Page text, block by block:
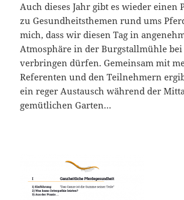
Auch dieses Jahr gibt es wieder einen
zu Gesundheitsthemen rund ums
mich, dass wir diesen Tag in
Atmosphäre in der Burgstallmühle
verbringen dürfen. Gemeinsam mit
Referenten und den Teilnehmern
ein reger Austausch während der
gemütlichen Garten…